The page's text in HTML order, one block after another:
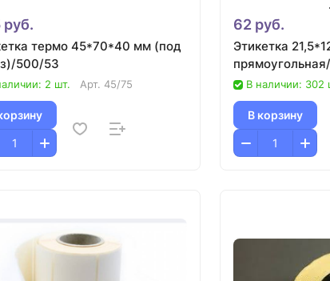
термо 45*70*40 мм (под
500/53
2 шт. Арт. 45/75
62 руб.
Этикетка
В наличии: 302
В корзину